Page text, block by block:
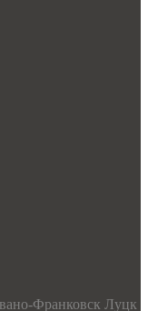
Франковск Луцк